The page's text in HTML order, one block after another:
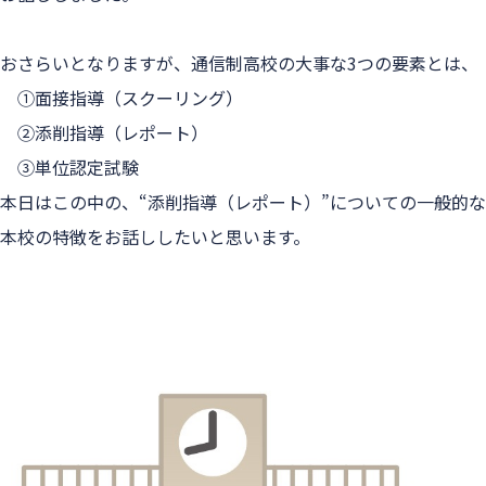
おさらいとなりますが、通信制高校の大事な3つの要素とは、
①面接指導（スクーリング）
②添削指導（レポート）
③単位認定試験
本日はこの中の、 “添削指導（レポート）”についての一般的
本校の特徴をお話ししたいと思います。